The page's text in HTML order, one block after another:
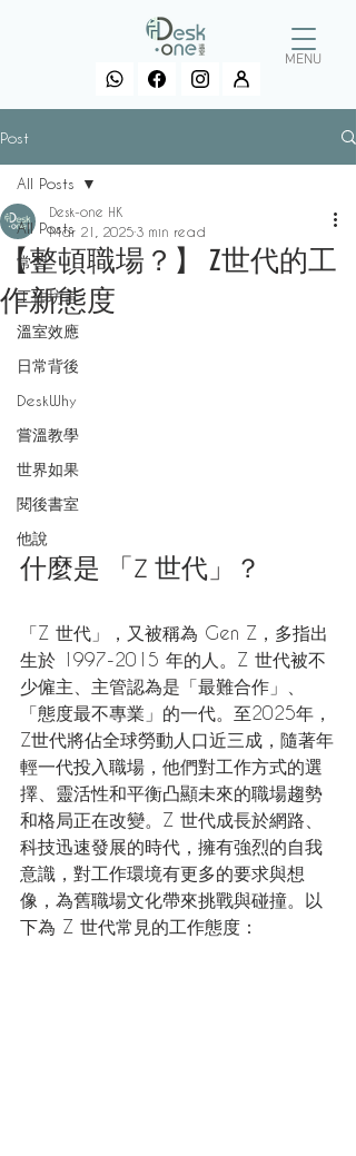
MENU
Post
All Posts
常習
工作坊言
溫室效應
日常背後
DeskWhy
嘗溫教學
世界如果
閱後書室
他說
All Posts
【整頓職場？】 Z世代的工
作新態度
Desk-one HK
Mar 21, 2025 3 min read
什麼是 「Z 世代」？
「Z 世代」，又被稱為 Gen Z，多指出
生於 1997-2015 年的人。Z 世代被不
少僱主、主管認為是「最難合作」、
「態度最不專業」的一代。至2025年，
Z世代將佔全球勞動人口近三成，隨著年
輕一代投入職場，他們對工作方式的選
擇、靈活性和平衡凸顯未來的職場趨勢
和格局正在改變。Z 世代成長於網路、
科技迅速發展的時代，擁有強烈的自我
意識，對工作環境有更多的要求與想
像，為舊職場文化帶來挑戰與碰撞。以
下為 Z 世代常見的工作態度：